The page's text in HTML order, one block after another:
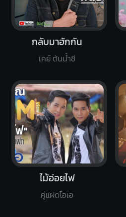
กลับมาฮักกัน
เคย์ ต้นน้ำชี
ไม้อ่อยไฟ
คู่แฝดโอเอ